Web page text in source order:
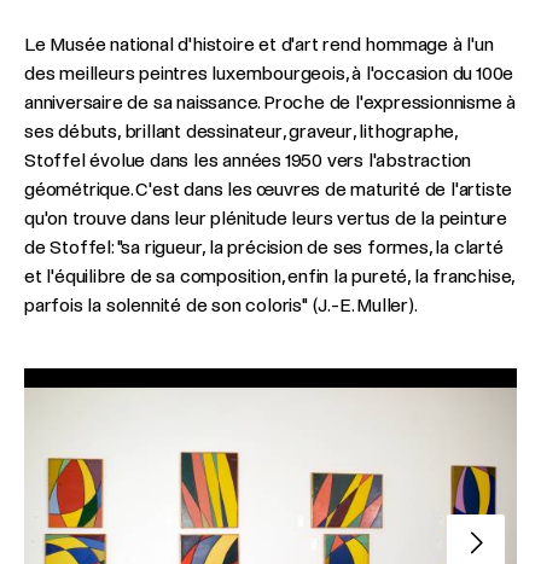
Le Musée national d'histoire et d'art rend hommage à l'un
des meilleurs peintres luxembourgeois, à l'occasion du 100e
anniversaire de sa naissance. Proche de l'expressionnisme à
ses débuts, brillant dessinateur, graveur, lithographe,
Stoffel évolue dans les années 1950 vers l'abstraction
géométrique. C'est dans les œuvres de maturité de l'artiste
qu'on trouve dans leur plénitude leurs vertus de la peinture
de Stoffel: "sa rigueur, la précision de ses formes, la clarté
et l'équilibre de sa composition, enfin la pureté, la franchise,
parfois la solennité de son coloris" (J.-E. Muller).